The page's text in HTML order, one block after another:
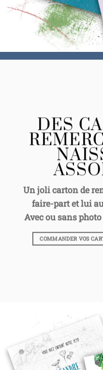
DES
Un joli carton de
faire-part et lui
Avec ou sans
COMMANDER VOS